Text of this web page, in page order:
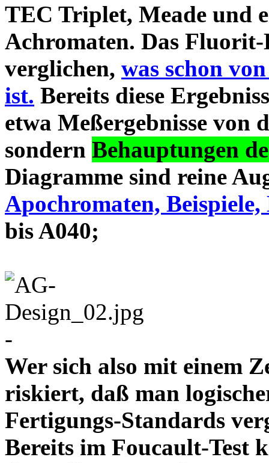
TEC Triplet, Meade und
Achromaten. Das
verglichen, was schon
ist. Bereits diese
etwa Meßergebnisse von
sondern Behauptungen
Diagramme sind reine
Apochromaten, Beispiele,
bis A040;
-
Wer sich also mit einem
riskiert, daß man
Fertigungs-Standards
Bereits im Foucault-Test